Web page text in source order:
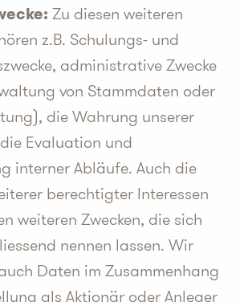
Zu diesen weiteren
z.B. Schulungs- und
administrative Zwecke
von Stammdaten oder
die Wahrung unserer
Evaluation und
interner Abläufe. Auch die
berechtigter Interessen
weiteren Zwecken, die sich
nennen lassen. Wir
Daten im Zusammenhang
als Aktionär oder Anleger